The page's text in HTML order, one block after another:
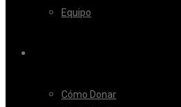
Equipo
Cómo Donar